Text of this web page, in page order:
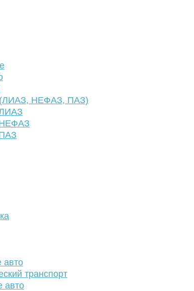
(ЛИАЗ, НЕФАЗ, ПАЗ)
НЕФАЗ
авто
транспорт
авто